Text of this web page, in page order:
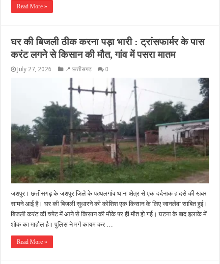
Read More »
घर की बिजली ठीक करना पड़ा भारी : ट्रांसफार्मर के पास
करंट लगने से किसान की मौत, गांव में पसरा मातम
July 27, 2026 📍 छत्तीसगढ़ 0
जशपुर। छत्तीसगढ़ के जशपुर जिले के पत्थलगांव थाना क्षेत्र से एक दर्दनाक हादसे की खबर
सामने आई है। घर की बिजली सुधारने की कोशिश एक किसान के लिए जानलेवा साबित हुई।
बिजली करंट की चपेट में आने से किसान की मौके पर ही मौत हो गई। घटना के बाद इलाके में
शोक का माहौल है। पुलिस ने मर्ग कायम कर …
Read More »